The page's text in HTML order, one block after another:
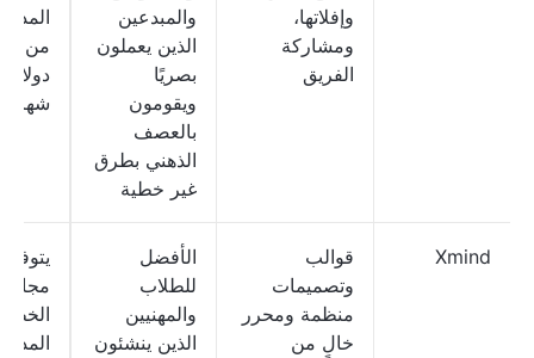
وإفلاتها،
ومشاركة
الفريق
والمبدعين
الذين يعملون
بصريًا
ويقومون
بالعصف
الذهني بطرق
غير خطية
دولارًا
شهريًا
Xmind
قوالب
وتصميمات
منظمة ومحرر
خالٍ من
الأفضل
للطلاب
والمهنيين
الذين ينشئون